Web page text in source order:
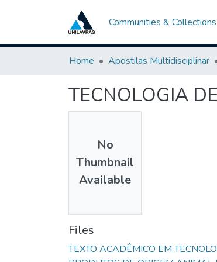
Communities & Collections
Home Apostilas Multidisciplinar
TECNOLOGIA
No
Thumbnail
Available
Files
TEXTO ACADÊMICO EM